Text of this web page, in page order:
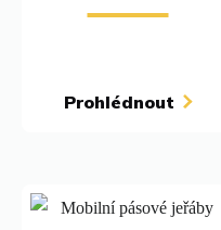
Prohlédnout